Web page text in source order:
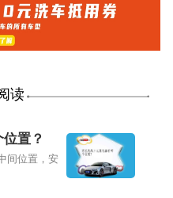
读
置？
间位置，安